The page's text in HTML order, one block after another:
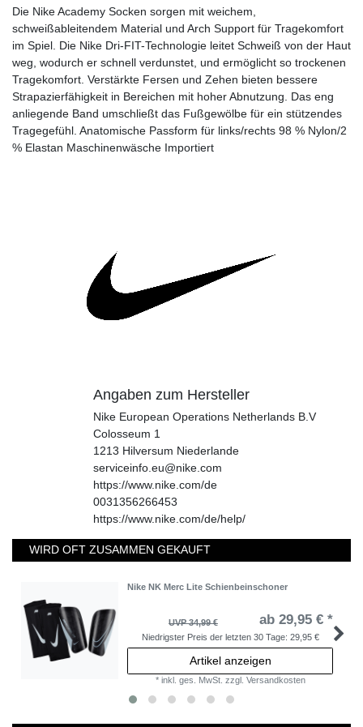
Die Nike Academy Socken sorgen mit weichem,
schweißableitendem Material und Arch Support für Tragekomfort
im Spiel. Die Nike Dri-FIT-Technologie leitet Schweiß von der Haut
weg, wodurch er schnell verdunstet, und ermöglicht so trockenen
Tragekomfort. Verstärkte Fersen und Zehen bieten bessere
Strapazierfähigkeit in Bereichen mit hoher Abnutzung. Das eng
anliegende Band umschließt das Fußgewölbe für ein stützendes
Tragegefühl. Anatomische Passform für links/rechts 98 % Nylon/2
% Elastan Maschinenwäsche Importiert
Angaben zum Hersteller
Nike European Operations Netherlands B.V
Colosseum 1
1213 Hilversum Niederlande
serviceinfo.eu@nike.com
https://www.nike.com/de
0031356266453
https://www.nike.com/de/help/
WIRD OFT ZUSAMMEN GEKAUFT
Nike NK Merc Lite Schienbeinschoner
UVP 34,99 € ab 29,95 € *
Niedrigster Preis der letzten 30 Tage: 29,95 €
Artikel anzeigen
* inkl. ges. MwSt. zzgl. Versandkosten